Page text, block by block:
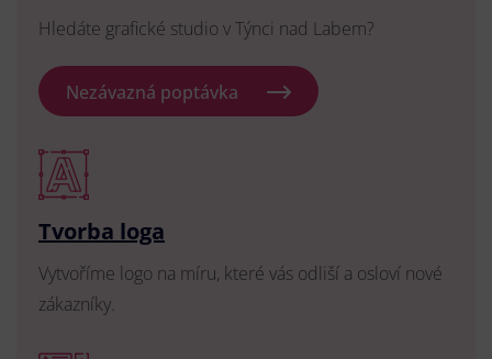
Hledáte grafické studio v Týnci nad Labem?
Nezávazná poptávka
Tvorba loga
Vytvoříme logo na míru, které vás odliší a osloví nové
zákazníky.